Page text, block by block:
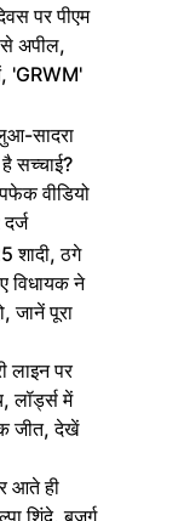
पर पीएम
से अपील,
'GRWM'
सादरा
सच्चाई?
वीडियो
शादी, ठगे
विधायक ने
जानें पूरा
लाइन पर
लॉर्ड्स में
जीत, देखें
आते ही
शिंदे, बुजुर्ग